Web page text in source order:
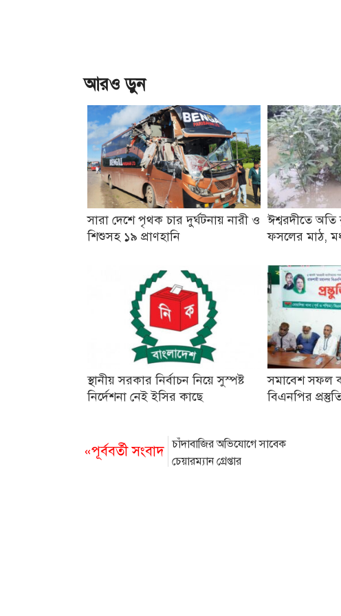
আরও ড়ুন
সারা দেশে পৃথক চার দুর্ঘটনায় নারী ও
শিশুসহ ১৯ প্রাণহানি
ঈশ্বরদীতে অতি
ফসলের মাঠ,
স্থানীয় সরকার নির্বাচন নিয়ে সুস্পষ্ট
নির্দেশনা নেই ইসির কাছে
সমাবেশ সফল
বিএনপির
«পূর্ববর্তী সংবাদ চাঁদাবাজির অভিযোগে সাবেক
চেয়ারম্যান গ্রেপ্তার